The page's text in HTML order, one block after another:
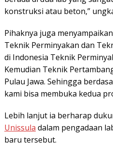
konstruksi atau beton,”
Pihaknya juga
Teknik Perminyakan dan
di Indonesia Teknik
Kemudian Teknik
Pulau Jawa. Sehingga
kami bisa membuka kedua
Lebih lanjut ia berharap
Unissula dalam pengadaan
baru tersebut.